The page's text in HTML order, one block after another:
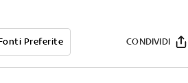
Preferite CONDIVIDI